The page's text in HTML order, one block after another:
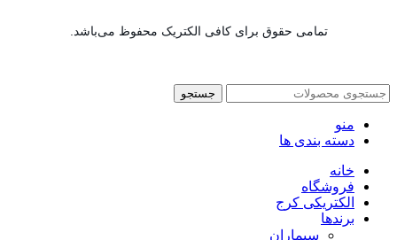
تمامی حقوق برای کافی الکتریک محفوظ می‌باشد.
جستجو
منو
دسته بندی ها
خانه
فروشگاه
الکتریکی کرج
برندها
سیماران